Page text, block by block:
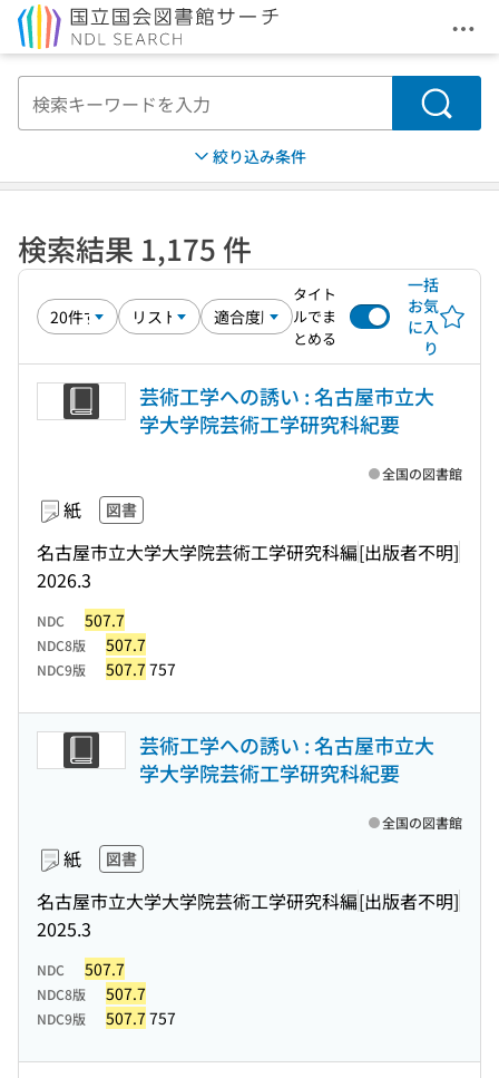
メ
検索
絞り込み条件
検索結果 1,175 件
タイト
ルでま
とめる
一括
お気
に入
り
芸術工学への誘い : 名古屋市立大
学大学院芸術工学研究科紀要
紙 図書
名古屋市立大学大学院芸術工学研究科編[出版者不明]
2026.3
全国の図書館
NDC 507.7
NDC8版 507.7
NDC9版 507.7 757
芸術工学への誘い : 名古屋市立大
学大学院芸術工学研究科紀要
紙 図書
名古屋市立大学大学院芸術工学研究科編[出版者不明]
2025.3
全国の図書館
NDC 507.7
NDC8版 507.7
NDC9版 507.7 757